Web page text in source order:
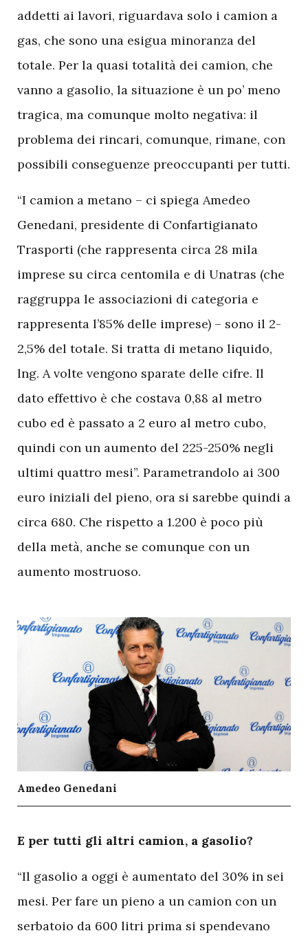
addetti ai lavori, riguardava solo i camion a
gas, che sono una esigua minoranza del
totale. Per la quasi totalità dei camion, che
vanno a gasolio, la situazione è un po’ meno
tragica, ma comunque molto negativa: il
problema dei rincari, comunque, rimane, con
possibili conseguenze preoccupanti per tutti.
“I camion a metano – ci spiega Amedeo
Genedani, presidente di Confartigianato
Trasporti (che rappresenta circa 28 mila
imprese su circa centomila e di Unatras (che
raggruppa le associazioni di categoria e
rappresenta l’85% delle imprese) – sono il 2-
2,5% del totale. Si tratta di metano liquido,
lng. A volte vengono sparate delle cifre. Il
dato effettivo è che costava 0,88 al metro
cubo ed è passato a 2 euro al metro cubo,
quindi con un aumento del 225-250% negli
ultimi quattro mesi”. Parametrandolo ai 300
euro iniziali del pieno, ora si sarebbe quindi a
circa 680. Che rispetto a 1.200 è poco più
della metà, anche se comunque con un
aumento mostruoso.
Amedeo Genedani
E per tutti gli altri camion, a gasolio?
“Il gasolio a oggi è aumentato del 30% in sei
mesi. Per fare un pieno a un camion con un
serbatoio da 600 litri prima si spendevano